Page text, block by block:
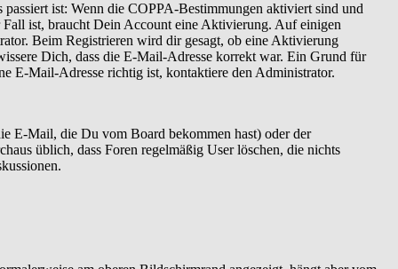
ist: Wenn die COPPA-Bestimmungen aktiviert sind und
ist, braucht Dein Account eine Aktivierung. Auf einigen
Beim Registrieren wird dir gesagt, ob eine Aktivierung
Dich, dass die E-Mail-Adresse korrekt war. Ein Grund für
E-Mail-Adresse richtig ist, kontaktiere den Administrator.
E-Mail, die Du vom Board bekommen hast) oder der
üblich, dass Foren regelmäßig User löschen, die nichts